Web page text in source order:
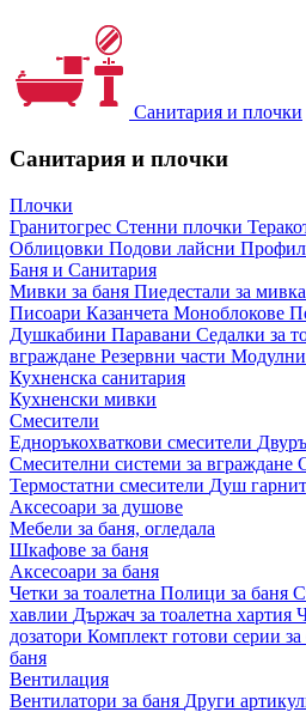
Санитария и плочки
Санитария и плочки
Плочки
Гранитогрес Стенни плочки
Облицовки Подови лайсни
Баня и Санитария
Мивки за баня Пиедестали за мивка
Писоари Казанчета Моноблокове
Душкабини Паравани Седалки за
вграждане Резервни части Модулни
Кухненска санитария
Кухненски мивки
Смесители
Едноръкохваткови смесители
Смесителни системи за вграждане
Термостатни смесители Душ
Аксесоари за душове
Мебели за баня, огледала
Шкафове за баня
Аксесоари за баня
Четки за тоалетна Полици за баня
хавлии Държач за тоалетна хартия
дозатори Комплект готови серии за
баня
Вентилация
Вентилатори за баня Други